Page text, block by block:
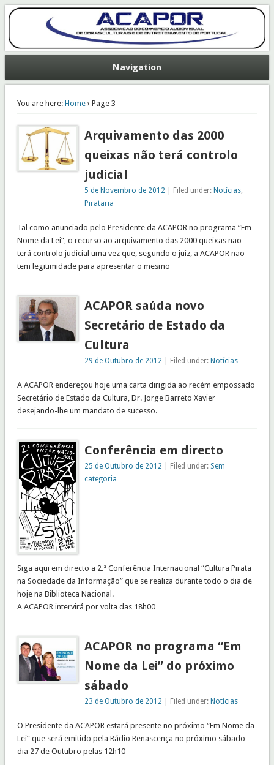
Acapor
Associação do Comércio Audiovisual de Obras Culturais e de Entretenimento
de Portugal
Navigation
You are here: Home› Page 3
Arquivamento das 2000
queixas não terá controlo
judicial
5 de Novembro de 2012 | Filed under:Notícias
Pirataria
Tal como anunciado pelo Presidente da ACAPOR no programa “Em
Nome da Lei”, o recurso ao arquivamento das 2000 queixas não
terá controlo judicial uma vez que, segundo o juiz, a ACAPOR não
tem legitimidade para apresentar o mesmo
ACAPOR saúda novo
Secretário de Estado da
Cultura
29 de Outubro de 2012 | Filed under:Notícias
A ACAPOR endereçou hoje uma carta dirigida ao recém empossado
Secretário de Estado da Cultura, Dr. Jorge Barreto Xavier
desejando-lhe um mandato de sucesso.
Conferência em directo
25 de Outubro de 2012 | Filed under: Sem
categoria
Siga aqui em directo a 2.ª Conferência Internacional “Cultura Pirata
na Sociedade da Informação” que se realiza durante todo o dia de
hoje na Biblioteca Nacional.
A ACAPOR intervirá por volta das 18h00
ACAPOR no programa “Em
Nome da Lei” do próximo
sábado
23 de Outubro de 2012 | Filed under: Notícias
O Presidente da ACAPOR estará presente no próximo “Em Nome da
Lei” que será emitido pela Rádio Renascença no próximo sábado
dia 27 de Outubro pelas 12h10